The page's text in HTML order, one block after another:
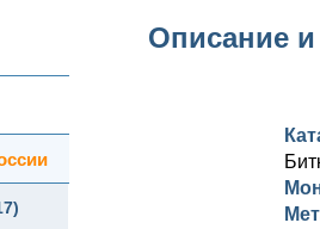
Описание и